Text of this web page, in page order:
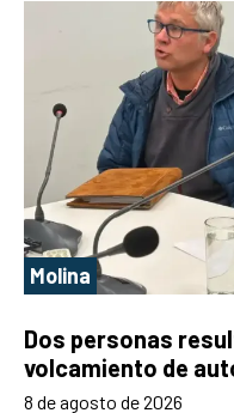
Molina
Dos personas
volcamiento de
8 de agosto de 2026